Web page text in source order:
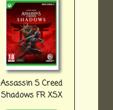
Assassin S Creed
Shadows FR XSX